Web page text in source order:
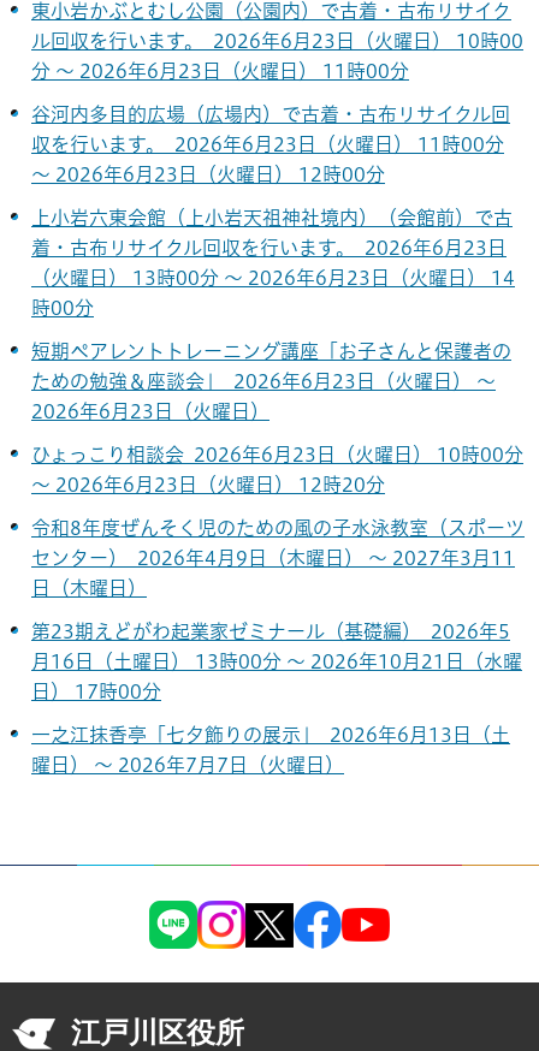
東小岩かぶとむし公園（公園内）で古着・古布リサイク
ル回収を行います。 2026年6月23日（火曜日） 10時00
分 ～ 2026年6月23日（火曜日） 11時00分
谷河内多目的広場（広場内）で古着・古布リサイクル回
収を行います。 2026年6月23日（火曜日） 11時00分
～ 2026年6月23日（火曜日） 12時00分
上小岩六東会館（上小岩天祖神社境内）（会館前）で古
着・古布リサイクル回収を行います。 2026年6月23日
（火曜日） 13時00分 ～ 2026年6月23日（火曜日） 14
時00分
短期ペアレントトレーニング講座「お子さんと保護者の
ための勉強＆座談会」 2026年6月23日（火曜日） ～
2026年6月23日（火曜日）
ひょっこり相談会 2026年6月23日（火曜日） 10時00分
～ 2026年6月23日（火曜日） 12時20分
令和8年度ぜんそく児のための風の子水泳教室（スポーツ
センター） 2026年4月9日（木曜日） ～ 2027年3月11
日（木曜日）
第23期えどがわ起業家ゼミナール（基礎編） 2026年5
月16日（土曜日） 13時00分 ～ 2026年10月21日（水曜
日） 17時00分
一之江抹香亭「七夕飾りの展示」 2026年6月13日（土
曜日） ～ 2026年7月7日（火曜日）
江戸川区役所